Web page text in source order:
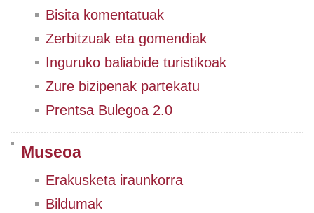
Bisita komentatuak
Zerbitzuak eta gomendiak
Inguruko baliabide turistikoak
Zure bizipenak partekatu
Prentsa Bulegoa 2.0
Museoa
Erakusketa iraunkorra
Bildumak